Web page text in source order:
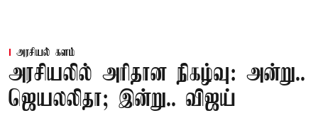
அரசியல் களம்
அரசியலில் அரிதான நிகழ்வு: அன்று..
ஜெயலலிதா; இன்று.. விஜய்